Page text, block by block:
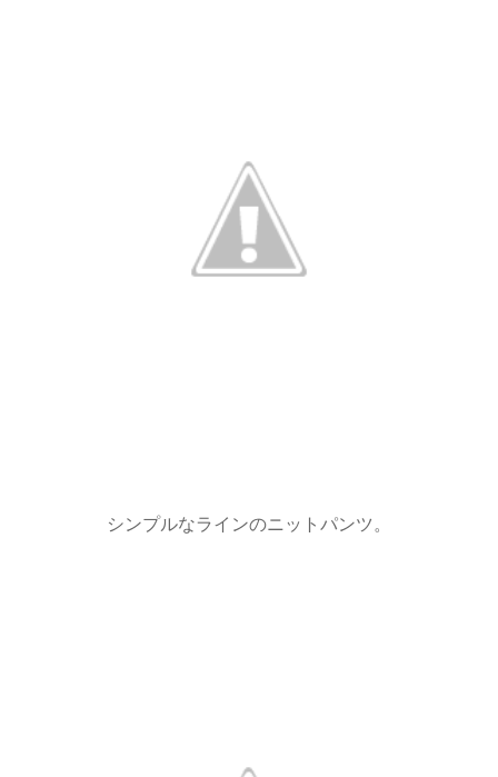
シンプルなラインのニットパンツ。